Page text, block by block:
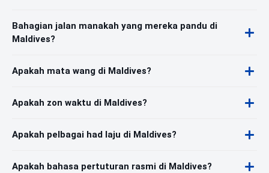
Bahagian jalan manakah yang mereka pandu di
Maldives?
Apakah mata wang di Maldives?
Apakah zon waktu di Maldives?
Apakah pelbagai had laju di Maldives?
Apakah bahasa pertuturan rasmi di Maldives?